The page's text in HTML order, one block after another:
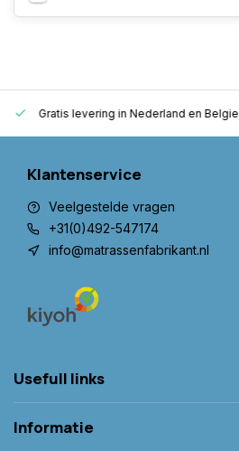
Gratis levering in Nederland en Belgie
Klantenservice
Veelgestelde vragen
+31(0)492-547174
info@matrassenfabrikant.nl
Usefull links
Informatie